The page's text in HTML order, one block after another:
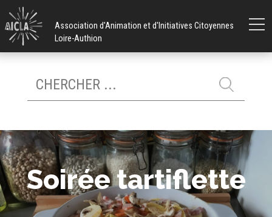
Aller au contenu
Association d'Animation et d'Initiatives Citoyennes
Loire-Authion
Soirée tartiflette